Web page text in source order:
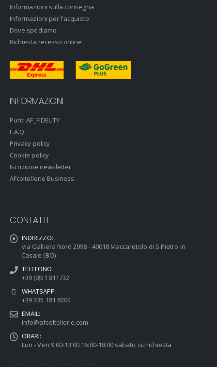
Informazioni sulla consegna
Informazioni per l'acquisto
Dove spediamo
Richiesta recesso online
INFORMAZIONI
Punti AF_FIDELITY
F.A.Q.
Privacy policy
Cookie policy
Iscrizione newsletter
AFcoltellerie Business
CONTATTI
INDIRIZZO:
via Galliera Nord 2998 - 40018 Maccaretolo di S.Pietro in
Casale (BO)
TELEFONO:
+39 (0)51 811732
WHATSAPP:
+39 335 181 8204
EMAIL:
info@afcoltellerie.com
ORARI:
Lun - Ven 9:00-13:00 16:00-18:00 sabato su richiesta